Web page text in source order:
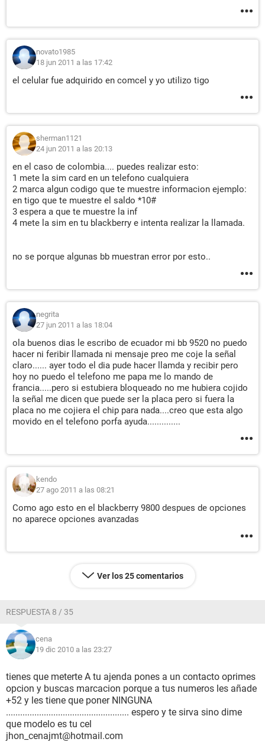
novato1985
18 jun 2011 a las 17:42
el celular fue adquirido en comcel y yo utilizo tigo
sherman1121
24 jun 2011 a las 20:13
en el caso de colombia.... puedes realizar esto:
1 mete la sim card en un telefono cualquiera
2 marca algun codigo que te muestre informacion ejemplo:
en tigo que te muestre el saldo *10#
3 espera a que te muestre la inf
4 mete la sim en tu blackberry e intenta realizar la llamada.
no se porque algunas bb muestran error por esto..
negrita
27 jun 2011 a las 18:04
ola buenos dias le escribo de ecuador mi bb 9520 no puedo
hacer ni feribir llamada ni mensaje preo me coje la señal
claro...... ayer todo el dia pude hacer llamda y recibir pero
hoy no puedo el telefono me papa me lo mando de
francia.....pero si estubiera bloqueado no me hubiera cojido
la señal me dicen que puede ser la placa pero si fuera la
placa no me cojiera el chip para nada....creo que esta algo
movido en el telefono porfa ayuda..............
kendo
27 ago 2011 a las 08:21
Como ago esto en el blackberry 9800 despues de opciones
no aparece opciones avanzadas
Ver los 25 comentarios
RESPUESTA 8 / 35
cena
19 dic 2010 a las 23:27
tienes que meterte A tu ajenda pones a un contacto oprimes
opcion y buscas marcacion porque a tus numeros les añade
+52 y les tiene que poner NINGUNA
.................................................... espero y te sirva sino dime
que modelo es tu cel
jhon_cenajmt@hotmail.com